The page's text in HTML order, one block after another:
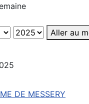
Aller au
DE MESSERY